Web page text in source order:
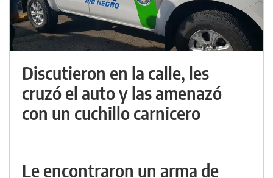
Discutieron en la calle, les
cruzó el auto y las amenazó
con un cuchillo carnicero
Le encontraron un arma de